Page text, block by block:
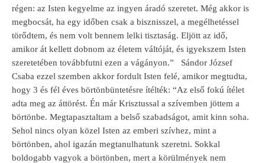
régen: az Isten kegyelme az ingyen áradó szeretet. Még akkor is
megbocsát, ha egy időben csak a bisznisszel, a megélhetéssel
törődtem, és nem volt bennem lelki tisztaság. Eljött az idő,
amikor át kellett dobnom az életem váltóját, és igyekszem Isten
szeretetében továbbfutni ezen a vágányon.”
Sándor József
Csaba ezzel szemben akkor fordult Isten felé, amikor megtudta,
hogy 3 és fél éves börtönbüntetésre ítélték: “Az első fokú ítélet
adta meg az áttörést. Én már Krisztussal a szívemben jöttem a
börtönbe. Megtapasztaltam a belső szabadságot, amit kinn soha.
Sehol nincs olyan közel Isten az emberi szívhez, mint a
börtönben, ahol igazán megtanulhatunk szeretni. Sokkal
boldogabb vagyok a börtönben, mert a körülmények nem